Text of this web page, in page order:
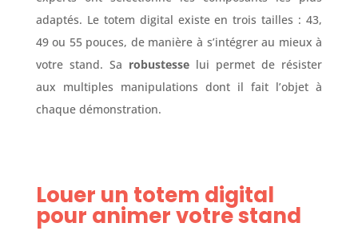
adaptés. Le totem digital existe en trois tailles : 43,
49 ou 55 pouces, de manière à s’intégrer au mieux à
votre stand. Sa robustesselui permet de résister
aux multiples manipulations dont il fait l’objet à
chaque démonstration.
Louer un totem digital
pour animer votre stand